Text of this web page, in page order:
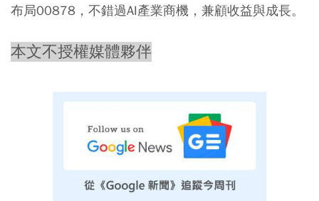
布局00878，不錯過AI產業商機，兼顧收益與成長。
本文不授權媒體夥伴